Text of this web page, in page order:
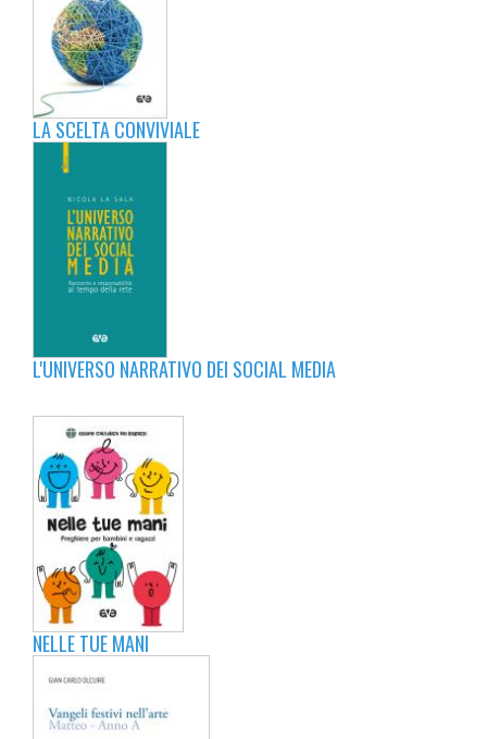
LA SCELTA CONVIVIALE
L'UNIVERSO NARRATIVO DEI SOCIAL MEDIA
NELLE TUE MANI